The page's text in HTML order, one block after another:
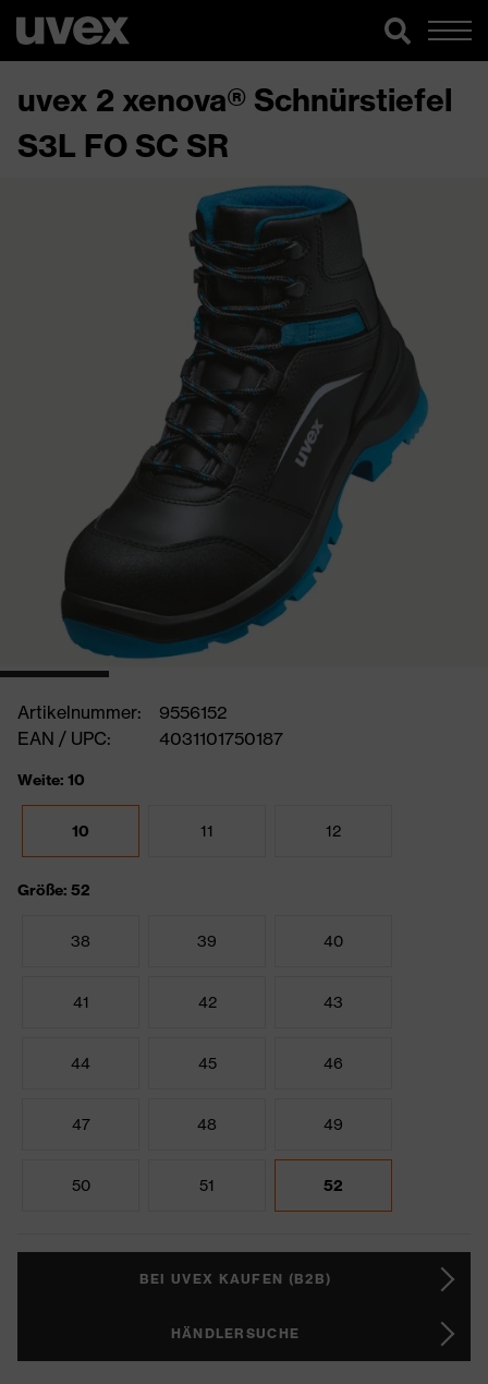
uvex 2 xenova® Schnürstiefel
S3L FO SC SR
Artikelnummer:
9556152
EAN / UPC:
4031101750187
Weite: 10
10 11 12
Größe: 52
38 39 40
41 42 43
44 45 46
47 48 49
50 51 52
BEI UVEX KAUFEN (B2B)
HÄNDLERSUCHE